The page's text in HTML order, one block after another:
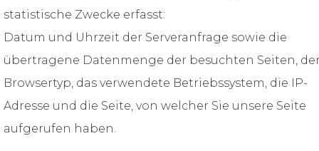
statistische Zwecke erfasst:
Datum und Uhrzeit der Serveranfrage sowie die
übertragene Datenmenge der besuchten Seiten,
Browsertyp, das verwendete Betriebssystem, die IP-
Adresse und die Seite, von welcher Sie unsere Seite
aufgerufen haben.